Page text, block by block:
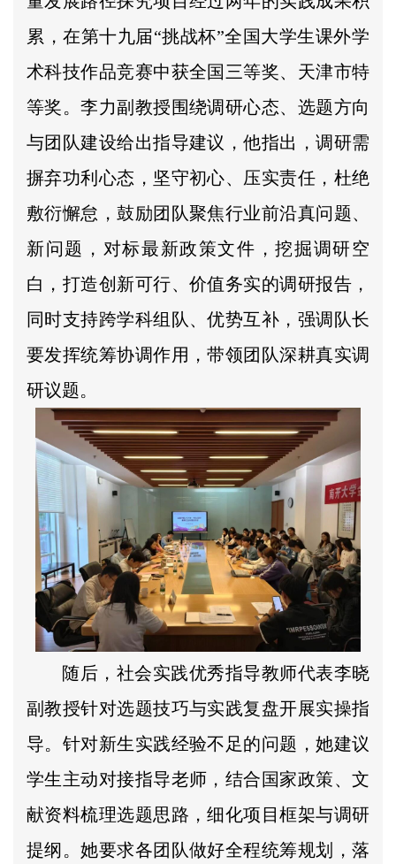
累，在第十九届“挑战杯”全国大学生课外学
术科技作品竞赛中获全国三等奖、天津市特
等奖。李力副教授围绕调研心态、选题方向
与团队建设给出指导建议，他指出，调研需
摒弃功利心态，坚守初心、压实责任，杜绝
敷衍懈怠，鼓励团队聚焦行业前沿真问题、
新问题，对标最新政策文件，挖掘调研空
白，打造创新可行、价值务实的调研报告，
同时支持跨学科组队、优势互补，强调队长
要发挥统筹协调作用，带领团队深耕真实调
研议题。
随后，社会实践优秀指导教师代表李晓
副教授针对选题技巧与实践复盘开展实操指
导。针对新生实践经验不足的问题，她建议
学生主动对接指导老师，结合国家政策、文
献资料梳理选题思路，细化项目框架与调研
提纲。她要求各团队做好全程统筹规划，落